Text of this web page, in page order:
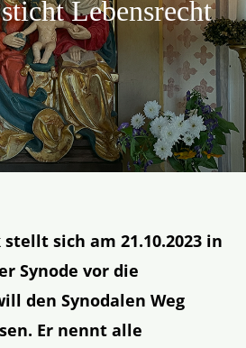
Lebensrecht
sich am 21.10.2023 in
Synode vor die
den Synodalen Weg
Er nennt alle